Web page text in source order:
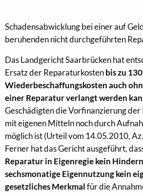
Schadensabwicklung bei einer auf
beruhenden nicht durchgeführten
Das Landgericht Saarbrücken hat
Ersatz der Reparaturkostenbis zu
Wiederbeschaffungskosten auch
einer Reparatur verlangt werden
Geschädigten die Vorfinanzierung
mit eigenen Mitteln noch durch
möglich ist (Urteil vom 14.05.2010,
Ferner hat das Gericht ausgeführt,
Reparatur in Eigenregie kein
sechsmonatige Eigennutzung kein
gesetzliches Merkmalfür die